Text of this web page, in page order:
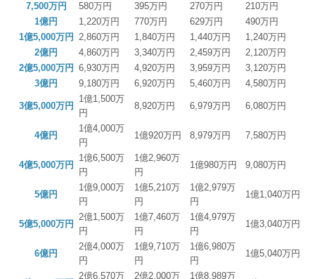
7,500万円
580万円 395万円 270万円
210万円
1億円
1,220万円 770万円 629万円
490万円
1億5,000万円 2,860万円 1,840万円 1,440万円
1,240万円
2億円
4,860万円 3,340万円 2,459万円
2,120万円
2億5,000万円 6,930万円 4,920万円 3,959万円
3,120万円
3億円
9,180万円 6,920万円 5,460万円 4,580万円
3億5,000万円
1億1,500万
円
8,920万円 6,979万円 6,080万円
4億円
1億4,000万
円
1億920万円 8,979万円 7,580万円
4億5,000万円
1億6,500万
円
1億2,960万
円
1億980万円 9,080万円
5億円
1億9,000万
円
1億5,210万
円
1億2,979万
円
1億1,040万円
5億5,000万円
2億1,500万
円
1億7,460万
円
1億4,979万
円
1億3,040万円
6億円
2億4,000万
円
1億9,710万
円
1億6,980万
円
1億5,040万円
2億6,570万
2億2,000万
1億8,989万